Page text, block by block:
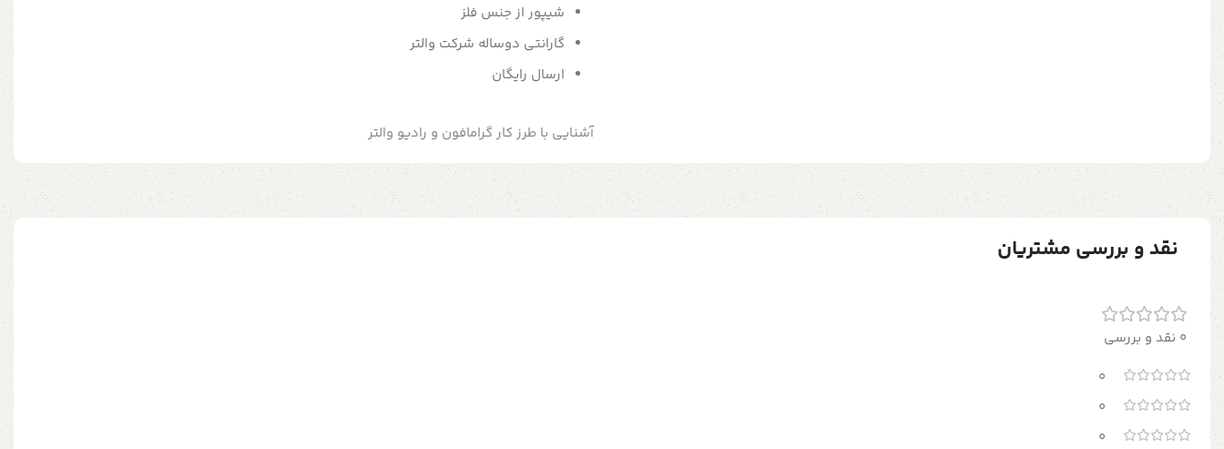
شیپور از جنس فلز
گارانتی دوساله شرکت والتر
ارسال رایگان
آشنایی با طرز کار گرامافون و رادیو والتر
نقد و بررسی مشتریان
0 نقد و بررسی
0
0
0